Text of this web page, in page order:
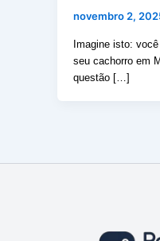
novembro 2,
Imagine isto:
seu cachorro em
questão […]